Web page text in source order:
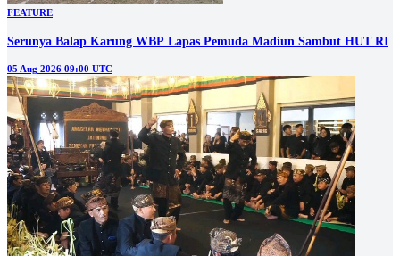
FEATURE
Serunya Balap Karung WBP Lapas Pemuda Madiun Sambut HUT RI
05 Aug 2026 09:00 UTC